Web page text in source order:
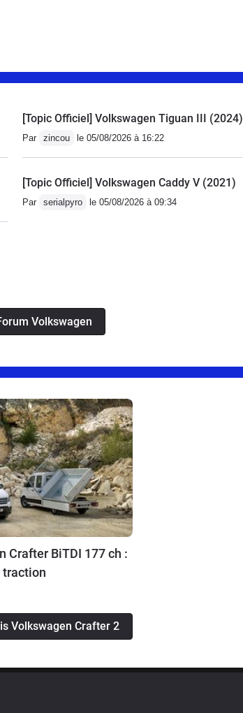
[Topic Officiel] Volkswagen Tiguan III (2024)
Par zincou le 05/08/2026 à 16:22
[Topic Officiel] Volkswagen Caddy V (2021)
Par serialpyro le 05/08/2026 à 09:34
Volkswagen
Crafter BiTDI 177 ch :
traction
Volkswagen Crafter 2